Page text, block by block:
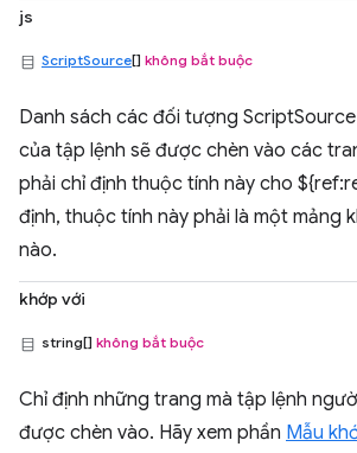
js
ScriptSource[] không bắt buộc
Danh sách các đối tượng
của tập lệnh sẽ được chèn vào các
phải chỉ định thuộc tính này cho
định, thuộc tính này phải là một mảng
nào.
khớp với
string[] không bắt buộc
Chỉ định những trang mà tập lệnh
được chèn vào. Hãy xem phần Mẫu